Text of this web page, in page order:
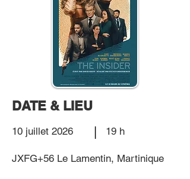
DATE & LIEU
10 juillet 2026 19 h
JXFG+56 Le Lamentin, Martinique